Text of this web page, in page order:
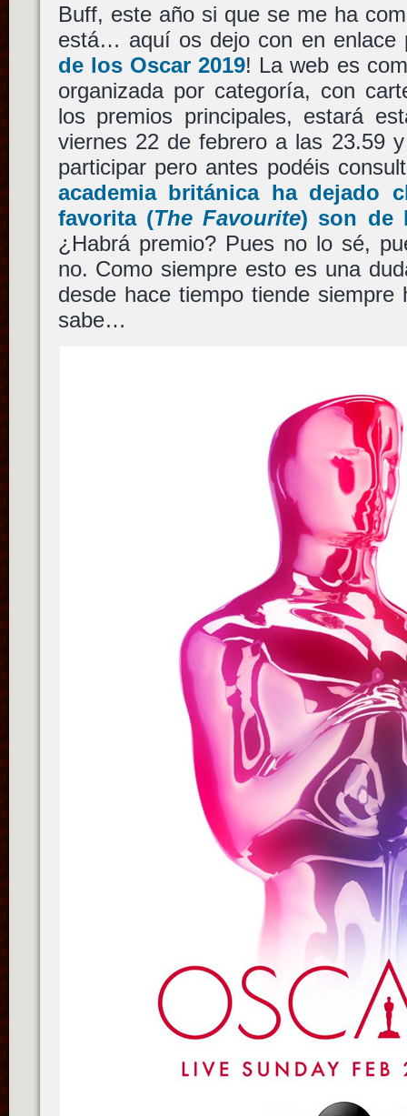
Buff, este año si que se me ha
está… aquí os dejo con en
de los Oscar 2019! La web es
organizada por categoría, con
los premios principales, estará
viernes 22 de febrero a las 23.59
participar pero antes podéis
academia británica ha dejado
favorita(The Favourite) son de
¿Habrá premio? Pues no lo sé,
no. Como siempre esto es una
desde hace tiempo tiende siempre
sabe…